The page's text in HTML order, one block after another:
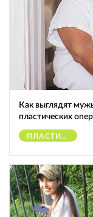
Как выглядят
пластических
ПЛАСТИЧЕСКИЕ ОПЕРАЦИИ